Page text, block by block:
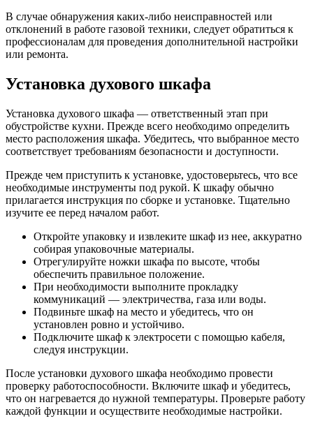
В случае обнаружения каких-либо неисправностей или
отклонений в работе газовой техники, следует обратиться к
профессионалам для проведения дополнительной настройки
или ремонта.
Установка духового шкафа
Установка духового шкафа — ответственный этап при
обустройстве кухни. Прежде всего необходимо определить
место расположения шкафа. Убедитесь, что выбранное место
соответствует требованиям безопасности и доступности.
Прежде чем приступить к установке, удостоверьтесь, что все
необходимые инструменты под рукой. К шкафу обычно
прилагается инструкция по сборке и установке. Тщательно
изучите ее перед началом работ.
Откройте упаковку и извлеките шкаф из нее, аккуратно
собирая упаковочные материалы.
Отрегулируйте ножки шкафа по высоте, чтобы
обеспечить правильное положение.
При необходимости выполните прокладку
коммуникаций — электричества, газа или воды.
Подвиньте шкаф на место и убедитесь, что он
установлен ровно и устойчиво.
Подключите шкаф к электросети с помощью кабеля,
следуя инструкции.
После установки духового шкафа необходимо провести
проверку работоспособности. Включите шкаф и убедитесь,
что он нагревается до нужной температуры. Проверьте работу
каждой функции и осуществите необходимые настройки.